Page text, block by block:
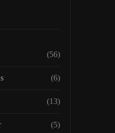
(56)
(6)
(13)
(5)